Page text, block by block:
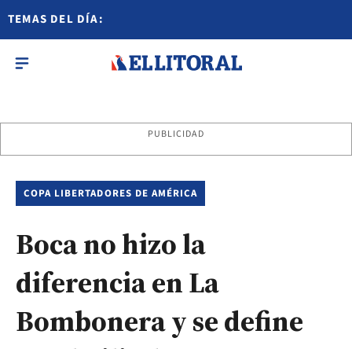
TEMAS DEL DÍA:
PUBLICIDAD
COPA LIBERTADORES DE AMÉRICA
Boca no hizo la
diferencia en La
Bombonera y se define